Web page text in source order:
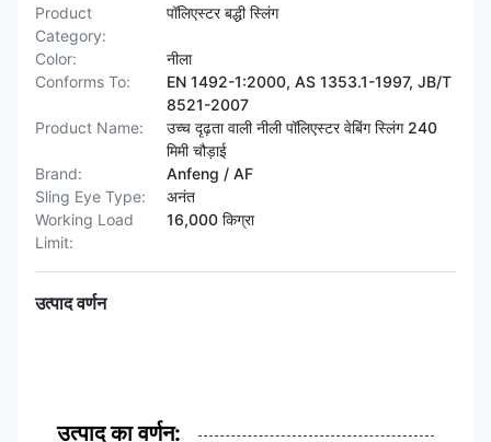
Product
Category:
पॉलिएस्टर बद्धी स्लिंग
Color:
नीला
Conforms To:
EN 1492-1:2000, AS 1353.1-1997, JB/T
8521-2007
Product Name:
उच्च दृढ़ता वाली नीली पॉलिएस्टर वेबिंग स्लिंग 240
मिमी चौड़ाई
Brand:
Anfeng / AF
Sling Eye Type:
अनंत
Working Load
Limit:
16,000 किग्रा
उत्पाद वर्णन
उत्पाद का वर्णन: